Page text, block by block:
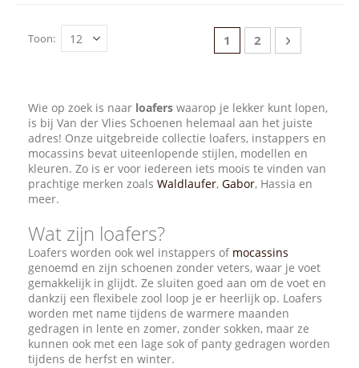
Pagina
U lees momenteel
1 Pagina
2 Pagina
Volgende
Toon
Wie op zoek is naar loafers waarop je lekker kunt lopen,
is bij Van der Vlies Schoenen helemaal aan het juiste
adres! Onze uitgebreide collectie loafers, instappers en
mocassins bevat uiteenlopende stijlen, modellen en
kleuren. Zo is er voor iedereen iets moois te vinden van
prachtige merken zoals Waldlaufer, Gabor, Hassia en
meer.
Wat zijn loafers?
Loafers worden ook wel instappers of mocassins
genoemd en zijn schoenen zonder veters, waar je voet
gemakkelijk in glijdt. Ze sluiten goed aan om de voet en
dankzij een flexibele zool loop je er heerlijk op. Loafers
worden met name tijdens de warmere maanden
gedragen in lente en zomer, zonder sokken, maar ze
kunnen ook met een lage sok of panty gedragen worden
tijdens de herfst en winter.